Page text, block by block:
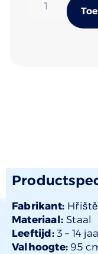
Fabrikant: Hřiště
Materiaal:Staal
Leeftijd:3 – 14
Valhoogte: 95